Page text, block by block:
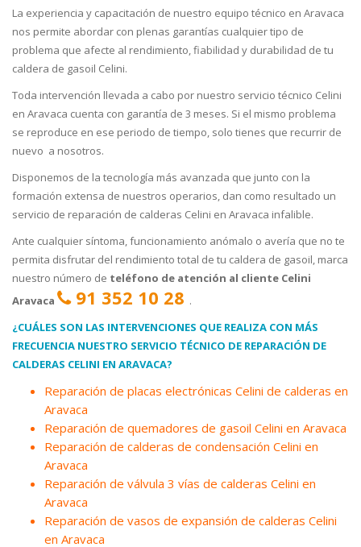
La experiencia y capacitación de nuestro equipo técnico en Aravaca
nos permite abordar con plenas garantías cualquier tipo de
problema que afecte al rendimiento, fiabilidad y durabilidad de tu
caldera de gasoil Celini.
Toda intervención llevada a cabo por nuestro servicio técnico Celini
en Aravaca cuenta con garantía de 3 meses. Si el mismo problema
se reproduce en ese periodo de tiempo, solo tienes que recurrir de
nuevo a nosotros.
Disponemos de la tecnología más avanzada que junto con la
formación extensa de nuestros operarios, dan como resultado un
servicio de reparación de calderas Celini en Aravaca infalible.
Ante cualquier síntoma, funcionamiento anómalo o avería que no te
permita disfrutar del rendimiento total de tu caldera de gasoil, marca
nuestro número de teléfono de atención al cliente Celini
Aravaca
91 352 10 28 .
¿CUÁLES SON LAS INTERVENCIONES QUE REALIZA CON MÁS
FRECUENCIA NUESTRO SERVICIO TÉCNICO DE REPARACIÓN DE
CALDERAS CELINI EN ARAVACA?
Reparación de placas electrónicas Celini de calderas en
Aravaca
Reparación de quemadores de gasoil Celini en Aravaca
Reparación de calderas de condensación Celini en
Aravaca
Reparación de válvula 3 vías de calderas Celini en
Aravaca
Reparación de vasos de expansión de calderas Celini
en Aravaca